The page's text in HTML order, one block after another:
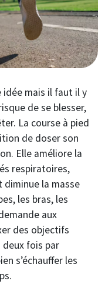
idée mais il faut il y
de se blesser,
La course à pied
de doser son
Elle améliore la
respiratoires,
diminue la masse
les bras, les
aux
des objectifs
deux fois par
s’échauffer les